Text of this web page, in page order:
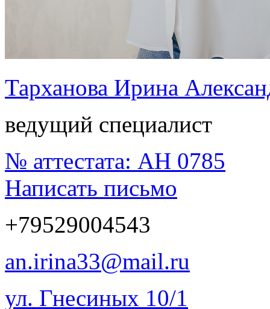
Тарханова Ирина
ведущий специалист
№ аттестата: АН 0785
Написать письмо
+79529004543
an.irina33@mail.ru
ул. Гнесиных 10/1